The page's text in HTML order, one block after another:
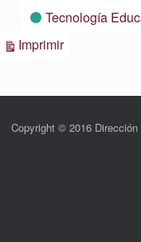
Tecnología
ImprimirVistas
Copyright © 2016